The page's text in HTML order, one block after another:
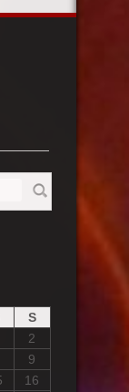
S
2
9
16